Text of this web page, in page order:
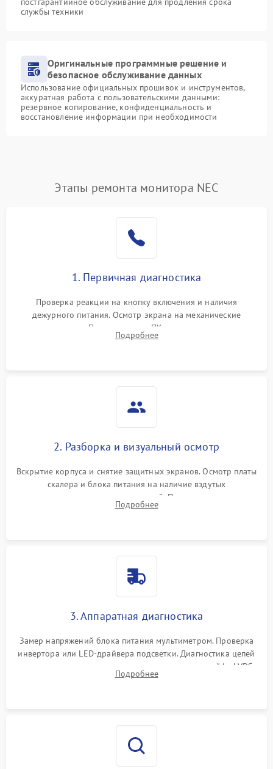
службы техники
Оригинальные программные решение и
безопасное обслуживание данных
Использование официальных прошивок и инструментов,
аккуратная работа с пользовательскими данными:
резервное копирование, конфиденциальность и
восстановление информации при необходимости
Этапы ремонта монитора NEC
1. Первичная диагностика
Проверка реакции на кнопку включения и наличия
дежурного питания. Осмотр экрана на механические
повреждения. Подключение к ПК для оценки вывода
изображения, работы подсветки и выявления артефактов на
Подробнее
2. Разборка и визуальный осмотр
Вскрытие корпуса и снятие защитных экранов. Осмотр платы
скалера и блока питания на наличие вздутых
конденсаторов, прогаров, окислений. Проверка надежности
контактов и целостности шлейфов матрицы.
Подробнее
3. Аппаратная диагностика
Замер напряжений блока питания мультиметром. Проверка
инвертора или LED-драйвера подсветки. Диагностика цепей
питания скалера и тестирование сигналов на шлейфе LVDS
Подробнее